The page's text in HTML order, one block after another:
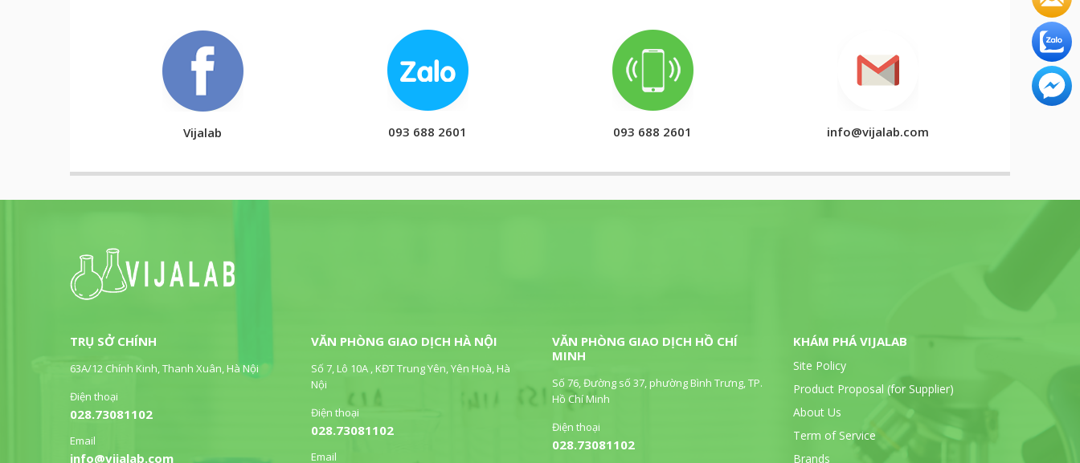
Vijalab 093 688 2601 093 688 2601 info@vijalab.com
TRỤ SỞ CHÍNH
63A/12 Chính Kinh, Thanh Xuân, Hà Nội
Điện thoại
028.73081102
Email
info@vijalab.com
VĂN PHÒNG GIAO DỊCH HÀ NỘI
Số 7, Lô 10A , KĐT Trung Yên, Yên Hoà, Hà
Nội
Điện thoại
028.73081102
Email
VĂN PHÒNG GIAO DỊCH HỒ CHÍ
MINH
Số 76, Đường số 37, phường Bình Trưng, TP.
Hồ Chí Minh
Điện thoại
028.73081102
KHÁM PHÁ VIJALAB
Site Policy
Product Proposal (for Supplier)
About Us
Term of Service
Brands